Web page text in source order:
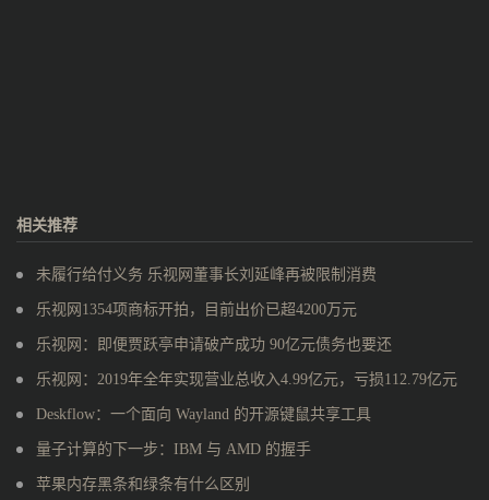
相关推荐
未履行给付义务 乐视网董事长刘延峰再被限制消费
乐视网1354项商标开拍，目前出价已超4200万元
乐视网：即便贾跃亭申请破产成功 90亿元债务也要还
乐视网：2019年全年实现营业总收入4.99亿元，亏损112.79亿元
Deskflow：一个面向 Wayland 的开源键鼠共享工具
量子计算的下一步：IBM 与 AMD 的握手
苹果内存黑条和绿条有什么区别